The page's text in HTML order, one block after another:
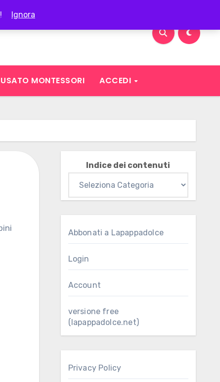
! Ignora
USATO MONTESSORI ACCEDI
Indice dei contenuti
Abbonati a Lapappadolce
Login
Account
versione free
(lapappadolce.net)
Privacy Policy